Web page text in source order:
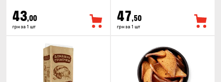
43,00
грн за 1 шт
47,50
грн за 1 шт